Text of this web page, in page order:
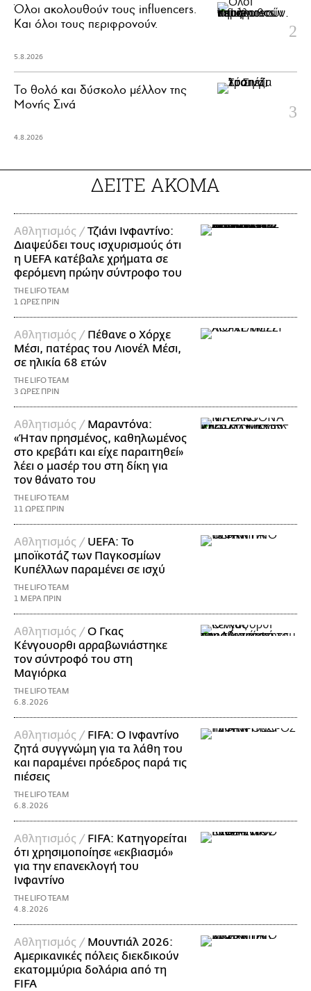
Όλοι ακολουθούν τους influencers.
Και όλοι τους περιφρονούν.
5.8.2026
Το θολό και δύσκολο μέλλον της
Μονής Σινά
4.8.2026
ΔΕΙΤΕ ΑΚΟΜΑ
Αθλητισμός /Τζιάνι Ινφαντίνο:
Διαψεύδει τους ισχυρισμούς ότι
η UEFA κατέβαλε χρήματα σε
φερόμενη πρώην σύντροφο του
THE LIFO TEAM
1 ΩΡΕΣ ΠΡΙΝ
Αθλητισμός / Πέθανε ο Χόρχε
Μέσι, πατέρας του Λιονέλ Μέσι,
σε ηλικία 68 ετών
THE LIFO TEAM
3 ΩΡΕΣ ΠΡΙΝ
Αθλητισμός / Μαραντόνα:
«Ήταν πρησμένος, καθηλωμένος
στο κρεβάτι και είχε παραιτηθεί»
λέει ο μασέρ του στη δίκη για
τον θάνατο του
THE LIFO TEAM
11 ΩΡΕΣ ΠΡΙΝ
Αθλητισμός / UEFA: Το
μποϊκοτάζ των Παγκοσμίων
Κυπέλλων παραμένει σε ισχύ
THE LIFO TEAM
1 ΜΕΡΑ ΠΡΙΝ
Αθλητισμός /Ο Γκας
Κένγουορθι αρραβωνιάστηκε
τον σύντροφό του στη
Μαγιόρκα
THE LIFO TEAM
6.8.2026
Αθλητισμός / FIFA: Ο Ινφαντίνο
ζητά συγγνώμη για τα λάθη του
και παραμένει πρόεδρος παρά τις
πιέσεις
THE LIFO TEAM
6.8.2026
Αθλητισμός / FIFA: Κατηγορείται
ότι χρησιμοποίησε «εκβιασμό»
για την επανεκλογή του
Ινφαντίνο
THE LIFO TEAM
4.8.2026
Αθλητισμός / Μουντιάλ 2026:
Αμερικανικές πόλεις διεκδικούν
εκατομμύρια δολάρια από τη
FIFA